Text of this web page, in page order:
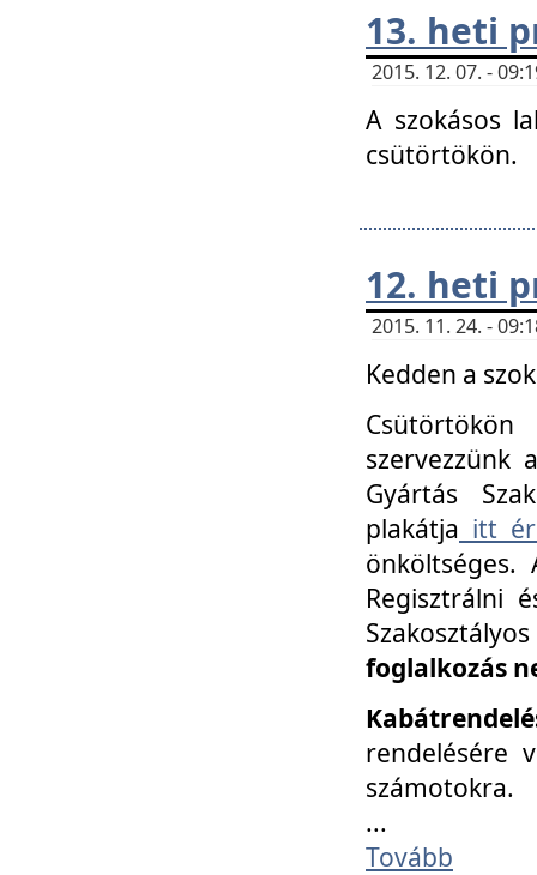
13. heti
2015. 12. 07. -
A szokásos
csütörtökön.
12. heti
2015. 11. 24. -
Kedden a
szervezzünk
Gyártás
plakátja itt
Regisztrálni
foglalkozás
rendelésére
számotokra.
...
Tovább